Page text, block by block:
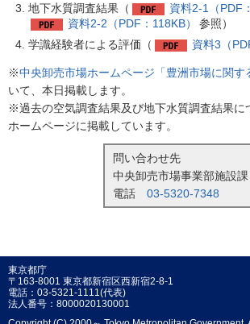
地下水質調査結果（
資料2-1（PDF
資料2-2（PDF：118KB）
参照）
学識経験者による評価（
資料3（
※中央卸売市場ホームページ「豊洲市場に関す
いて、本日掲載します。
※過去の空気調査結果及び地下水質調査結果に
ホームページに掲載しています。
問い合わせ先
中央卸売市場事業部施設課
電話 03-5320-7348
東京都庁
〒163-8001 東京都新宿区西新宿2-8-1
電話：03-5321-1111(代表)
法人番号：8000020130001